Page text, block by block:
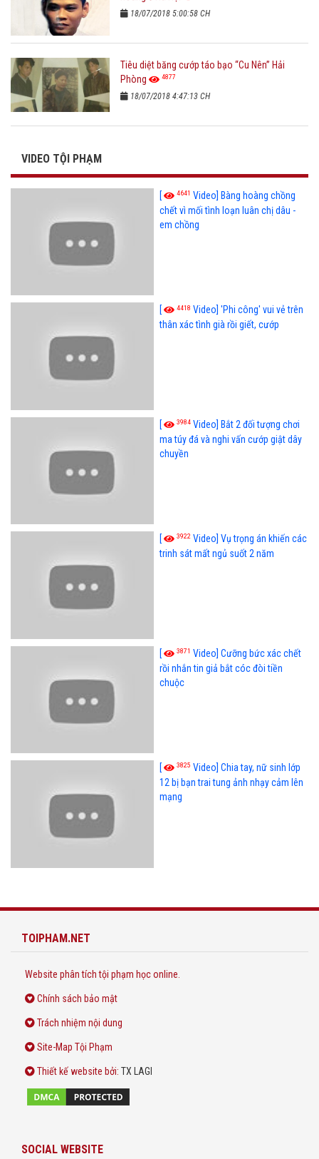
18/07/2018 5:00:58 CH
Tiêu diệt băng cướp táo bạo “Cu Nên” Hải
Phòng
4877
18/07/2018 4:47:13 CH
VIDEO TỘI PHẠM
[ 4641 Video] Bàng hoàng chồng
chết vì mối tình loạn luân chị dâu -
em chồng
[ 4418 Video] 'Phi công' vui vẻ trên
thân xác tình già rồi giết, cướp
[ 3984 Video] Bắt 2 đối tượng chơi
ma túy đá và nghi vấn cướp giật dây
chuyền
[ 3922 Video] Vụ trọng án khiến các
trinh sát mất ngủ suốt 2 năm
[ 3871 Video] Cưỡng bức xác chết
rồi nhắn tin giả bắt cóc đòi tiền
chuộc
[ 3825 Video] Chia tay, nữ sinh lớp
12 bị bạn trai tung ảnh nhạy cảm lên
mạng
TOIPHAM.NET
Website phân tích tội phạm học online.
Chính sách bảo mật
Trách nhiệm nội dung
Site-Map Tội Phạm
Thiết kế website bởi: TX LAGI
SOCIAL WEBSITE